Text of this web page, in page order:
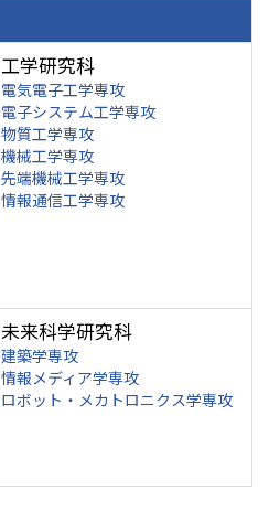
工学研究科
電気電子工学専攻
電子システム工学専攻
物質工学専攻
機械工学専攻
先端機械工学専攻
情報通信工学専攻
未来科学研究科
建築学専攻
情報メディア学専攻
ロボット・メカトロニクス学専攻